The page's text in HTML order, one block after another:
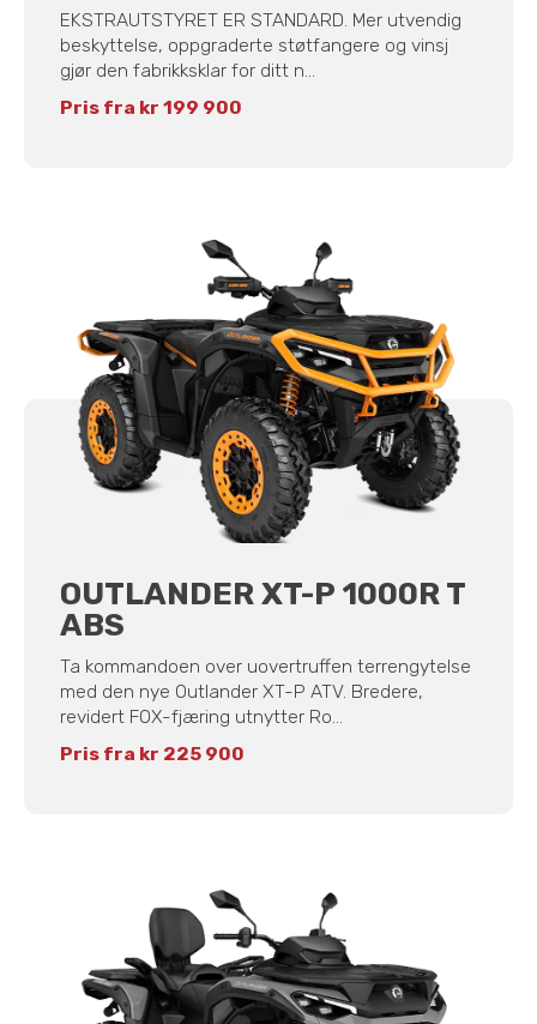
EKSTRAUTSTYRET ER STANDARD. Mer utvendig
beskyttelse, oppgraderte støtfangere og vinsj
gjør den fabrikksklar for ditt n...
Pris fra kr 199 900
OUTLANDER XT-P 1000R T
ABS
Ta kommandoen over uovertruffen terrengytelse
med den nye Outlander XT-P ATV. Bredere,
revidert FOX-fjæring utnytter Ro...
Pris fra kr 225 900